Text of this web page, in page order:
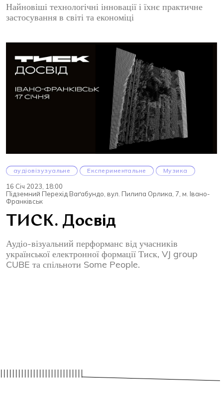
Найновіші технологічні інновації і їхнє практичне
застосування в світі та економіці
аудіовізузуальне Експериментальне Музика
16 Січ 2023, 18:00
Підземний Перехід Ваґабундо, вул. Пилипа Орлика, 7, м. Івано-
Франківськ
ТИСК. Досвід
Аудіо-візуальний перформанс від учасників
української електронної формації Тиск, VJ group
CUBE та спільноти Some People.